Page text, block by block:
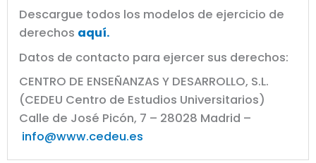
Descargue todos los modelos de ejercicio de
derechos aquí.
Datos de contacto para ejercer sus derechos:
CENTRO DE ENSEÑANZAS Y DESARROLLO, S.L.
(CEDEU Centro de Estudios Universitarios)
Calle de José Picón, 7 – 28028 Madrid –
info@www.cedeu.es